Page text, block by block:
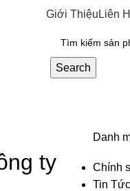
Giới Thiệu Liên
Search
ty
Danh
Chính
Tin Tức